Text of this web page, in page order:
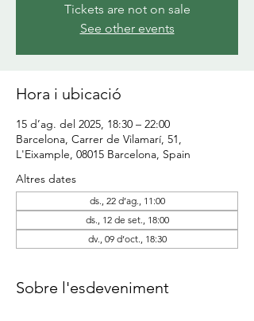
Tickets are not on sale
See other events
Hora i ubicació
15 d’ag. del 2025, 18:30 – 22:00
Barcelona, Carrer de Vilamarí, 51,
L'Eixample, 08015 Barcelona, Spain
Altres dates
ds., 22 d’ag., 11:00
ds., 12 de set., 18:00
dv., 09 d’oct., 18:30
Sobre l'esdeveniment